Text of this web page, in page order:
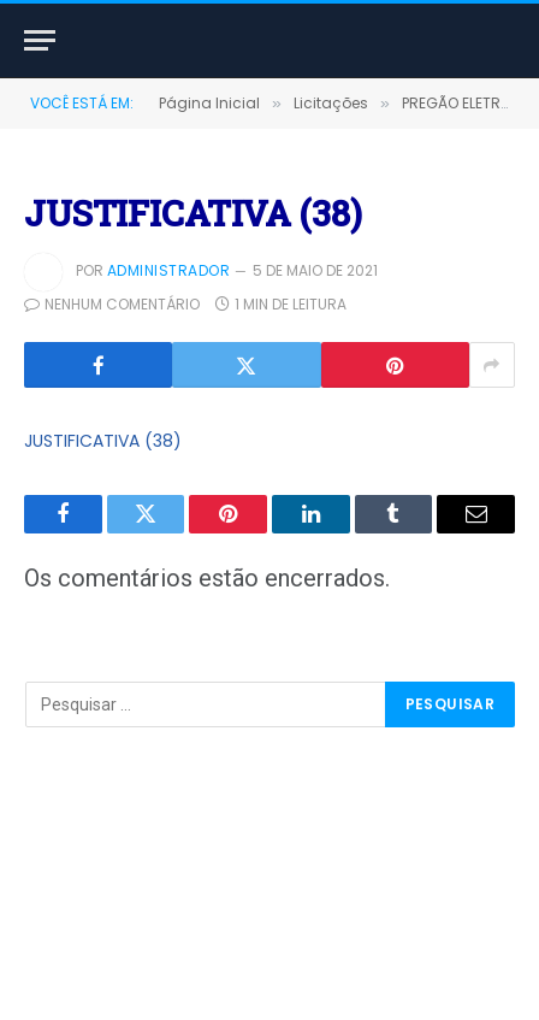
VOCÊ ESTÁ EM: Página Inicial » Licitações » PREGÃO ELETRÔNICO Nº 005/2021 (CONTRATAÇÃO DE EMPRESA ESPECIALIZADA NA PRESTAÇÃO DE SERVIÇOS DE RESERVA E FORNECIMENTO DE BILHETES DE PASSAGENS AEREAS NACIONAIS)
JUSTIFICATIVA (38)
POR ADMINISTRADOR
5 DE MAIO DE 2021
NENHUM COMENTÁRIO
1 MIN DE LEITURA
JUSTIFICATIVA (38)
FacebookTwitter Pinterest LinkedInTumblr
E-
Os comentários estão encerrados.